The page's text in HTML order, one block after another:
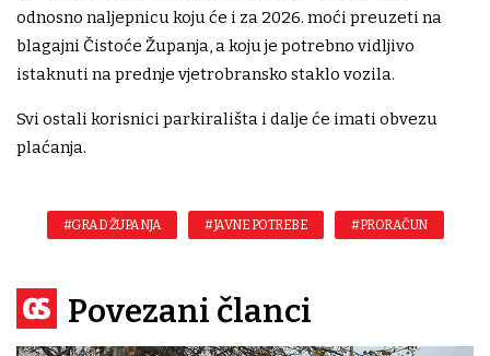
odnosno naljepnicu koju će i za 2026. moći preuzeti na
blagajni Čistoće Županja, a koju je potrebno vidljivo
istaknuti na prednje vjetrobransko staklo vozila.
Svi ostali korisnici parkirališta i dalje će imati obvezu
plaćanja.
#GRAD ŽUPANJA #JAVNE POTREBE #PRORAČUN
Povezani članci